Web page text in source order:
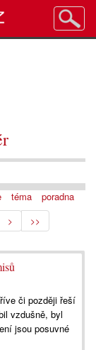
téma
poradna
> >>
či později řeší
vzdušně, byl
jsou posuvné